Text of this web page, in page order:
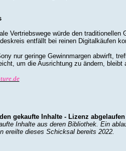
Vertriebswege würde den
entfällt bei reinen Digitalkäufen
nur geringe Gewinnmargen abwirft,
um die Ausrichtung zu ändern, bleibt
gekaufte Inhalte - Lizenz abgelaufen
Inhalte aus deren Bibliothek. Ein
ereilte dieses Schicksal bereits 2022.